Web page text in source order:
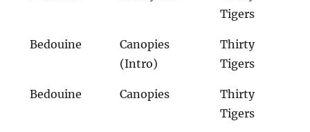
Tigers
Bedouine
Canopies
(Intro)
Thirty
Tigers
Bedouine Canopies
Thirty
Tigers